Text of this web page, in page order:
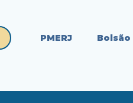
PMERJ Bolsão